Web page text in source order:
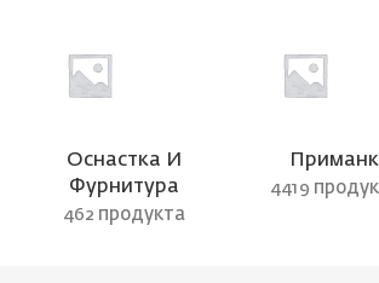
Оснастка И
Фурнитура
462 продукта
4419